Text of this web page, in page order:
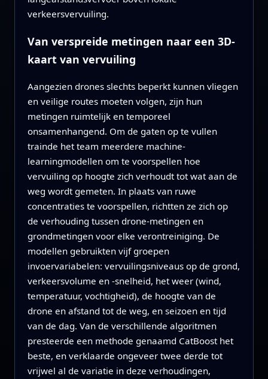
verkeersvervuiling.
Van verspreide metingen naar een 3D-
kaart van vervuiling
Aangezien drones slechts beperkt kunnen vliegen
en veilige routes moeten volgen, zijn hun
metingen ruimtelijk en temporeel
onsamenhangend. Om de gaten op te vullen
trainde het team meerdere machine-
learningmodellen om te voorspellen hoe
vervuiling op hoogte zich verhoudt tot wat aan de
weg wordt gemeten. In plaats van ruwe
concentraties te voorspellen, richtten ze zich op
de verhouding tussen drone-metingen en
grondmetingen voor elke verontreiniging. De
modellen gebruikten vijf groepen
invoervariabelen: vervuilingsniveaus op de grond,
verkeersvolume en -snelheid, het weer (wind,
temperatuur, vochtigheid), de hoogte van de
drone en afstand tot de weg, en seizoen en tijd
van de dag. Van de verschillende algoritmen
presteerde een methode genaamd CatBoost het
beste, en verklaarde ongeveer twee derde tot
vrijwel al de variatie in deze verhoudingen,